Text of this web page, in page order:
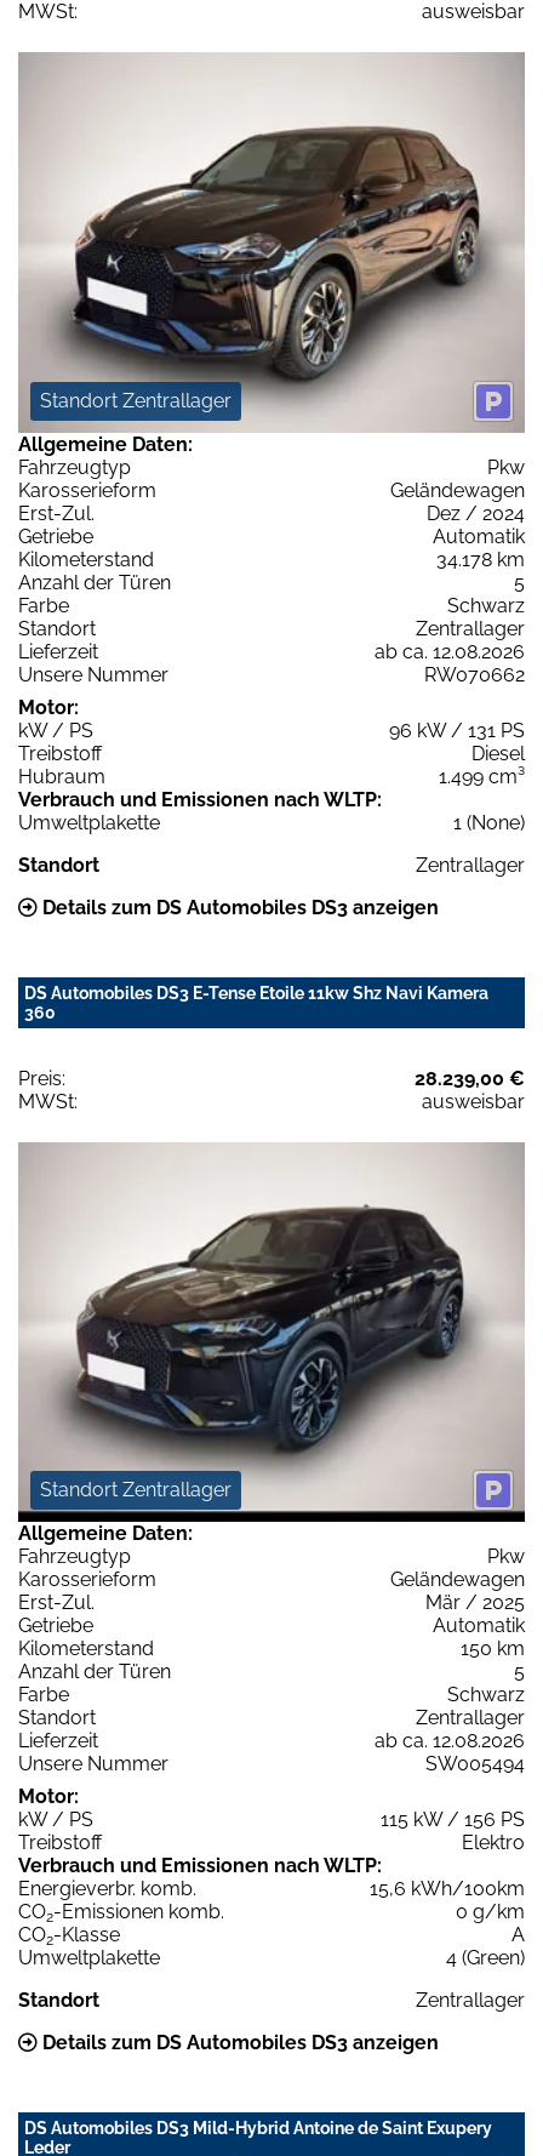
MWSt:
ausweisbar
Standort Zentrallager
Allgemeine Daten:
Fahrzeugtyp
Pkw
Karosserieform
Geländewagen
Erst-Zul.
Dez / 2024
Getriebe
Automatik
Kilometerstand
34.178 km
Anzahl der Türen
5
Farbe
Schwarz
Standort
Zentrallager
Lieferzeit
ab ca. 12.08.2026
Unsere Nummer
RW070662
Motor:
kW / PS
96 kW / 131 PS
Treibstoff
Diesel
Hubraum
1.499 cm³
Verbrauch und Emissionen nach WLTP:
Umweltplakette
1 (None)
Standort
Zentrallager
Details zum DS Automobiles DS3 anzeigen
DS Automobiles DS3 E-Tense Etoile 11kw Shz Navi Kamera
360
Preis:
28.239,00 €
MWSt:
ausweisbar
Standort Zentrallager
Allgemeine Daten:
Fahrzeugtyp
Pkw
Karosserieform
Geländewagen
Erst-Zul.
Mär / 2025
Getriebe
Automatik
Kilometerstand
150 km
Anzahl der Türen
5
Farbe
Schwarz
Standort
Zentrallager
Lieferzeit
ab ca. 12.08.2026
Unsere Nummer
SW005494
Motor:
kW / PS
115 kW / 156 PS
Treibstoff
Elektro
Verbrauch und Emissionen nach WLTP:
Energieverbr. komb.
15,6 kWh/100km
CO2-Emissionen komb.
0 g/km
CO2-Klasse
A
Umweltplakette
4 (Green)
Standort
Zentrallager
Details zum DS Automobiles DS3 anzeigen
DS Automobiles DS3 Mild-Hybrid Antoine de Saint Exupery
Leder